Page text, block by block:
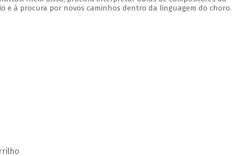
e à procura por novos caminhos dentro da linguagem do choro.